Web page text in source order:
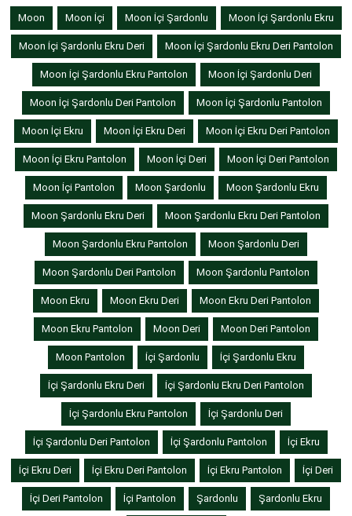
Moon Moon İçi Moon İçi Şardonlu Moon İçi Şardonlu Ekru
Moon İçi Şardonlu Ekru Deri Moon İçi Şardonlu Ekru Deri Pantolon
Moon İçi Şardonlu Ekru Pantolon Moon İçi Şardonlu Deri
Moon İçi Şardonlu Deri Pantolon Moon İçi Şardonlu Pantolon
Moon İçi Ekru Moon İçi Ekru Deri Moon İçi Ekru Deri Pantolon
Moon İçi Ekru Pantolon Moon İçi Deri Moon İçi Deri Pantolon
Moon İçi Pantolon Moon Şardonlu Moon Şardonlu Ekru
Moon Şardonlu Ekru Deri Moon Şardonlu Ekru Deri Pantolon
Moon Şardonlu Ekru Pantolon Moon Şardonlu Deri
Moon Şardonlu Deri Pantolon Moon Şardonlu Pantolon
Moon Ekru Moon Ekru Deri Moon Ekru Deri Pantolon
Moon Ekru Pantolon Moon Deri Moon Deri Pantolon
Moon Pantolon İçi Şardonlu İçi Şardonlu Ekru
İçi Şardonlu Ekru Deri İçi Şardonlu Ekru Deri Pantolon
İçi Şardonlu Ekru Pantolon İçi Şardonlu Deri
İçi Şardonlu Deri Pantolon İçi Şardonlu Pantolon İçi Ekru
İçi Ekru Deri İçi Ekru Deri Pantolon İçi Ekru Pantolon İçi Deri
İçi Deri Pantolon İçi Pantolon Şardonlu Şardonlu Ekru